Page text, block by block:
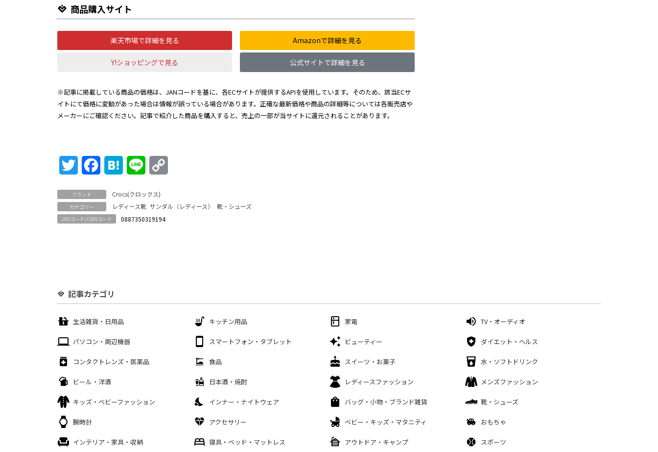
商品購入サイト
楽天市場で詳細を見る Amazonで詳細を見る
Y!ショッピングで見る 公式サイトで詳細を見る
※記事に掲載している商品の価格は、JANコードを基に、各ECサイトが提供するAPIを使用しています。そのため、該当ECサ
イトにて価格に変動があった場合は情報が誤っている場合があります。正確な最新価格や商品の詳細等については各販売店や
メーカーにご確認ください。記事で紹介した商品を購入すると、売上の一部が当サイトに還元されることがあります。
Twitter FacebookHatena Line
ブランド Crocs(クロックス)
カテゴリー レディース靴 サンダル（レディース） 靴・シューズ
JANコード/ISBNコード 0887350319194
記事カテゴリ
生活雑貨・日用品 キッチン用品 家電 TV・オーディオ
パソコン・周辺機器 スマートフォン・タブレット ビューティー ダイエット・ヘルス
コンタクトレンズ・医薬品 食品 スイーツ・お菓子 水・ソフトドリンク
ビール・洋酒 日本酒・焼酎 レディースファッション メンズファッション
キッズ・ベビーファッション インナー・ナイトウェア バッグ・小物・ブランド雑貨 靴・シューズ
腕時計 アクセサリー ベビー・キッズ・マタニティ おもちゃ
インテリア・家具・収納 寝具・ベッド・マットレス アウトドア・キャンプ スポーツ